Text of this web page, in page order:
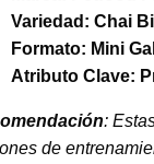
Variedad: Chai
Formato: Mini
Atributo Clave:
:
de